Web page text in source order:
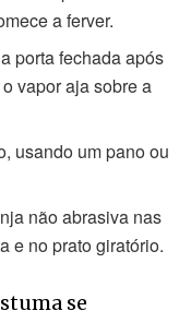
a ferver.
porta fechada após
vapor aja sobre a
usando um pano ou
não abrasiva nas
e no prato giratório.
se